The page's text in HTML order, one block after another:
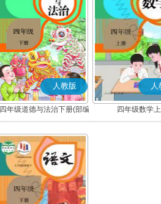
人教版
四年级道德与法治下册(部编
版)
人
四年级数学